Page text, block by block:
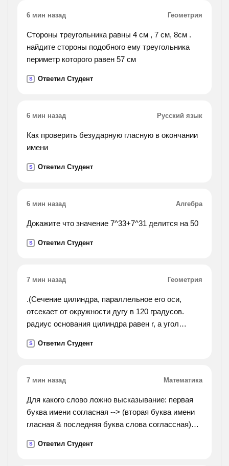
6 мин назад Геометрия
Стороны треугольника равны 4 см , 7 см, 8см .
найдите стороны подобного ему треугольника
периметр которого равен 57 см
S Ответил Студент
6 мин назад Русский язык
Как проверить безударную гласную в окончании
имени
S Ответил Студент
6 мин назад Алгебра
Докажите что значение 7^33+7^31 делится на 50
S Ответил Студент
7 мин назад Геометрия
.(Сечение цилиндра, параллельное его оси,
отсекает от окружности дугу в 120 градусов.
радиус основания цилиндра равен r, а угол
равен 30 градусам. найдите объём цилиндра.).
S Ответил Студент
7 мин назад Математика
Для какого слово ложно высказывание: первая
буква имени согласная --> (вторая буква имени
гласная & последняя буква слова соглассная)?
4)парад
S Ответил Студент